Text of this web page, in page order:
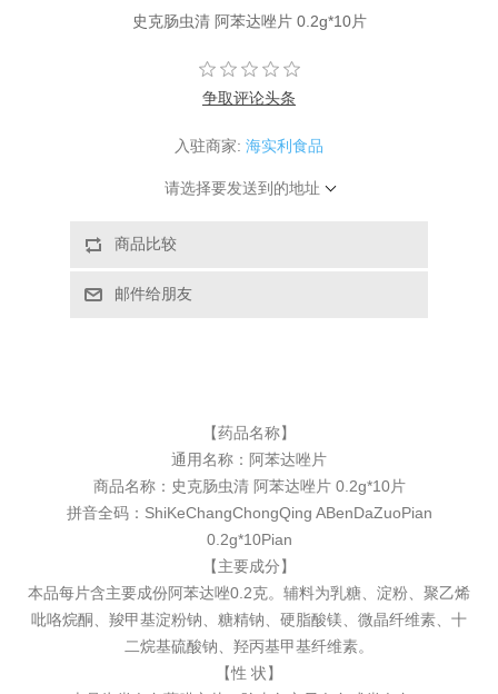
史克肠虫清 阿苯达唑片 0.2g*10片
争取评论头条
入驻商家: 海实利食品
请选择要发送到的地址
【药品名称】
通用名称： 阿苯达唑片
商品名称：史克肠虫清 阿苯达唑片 0.2g*10片
拼音全码：ShiKeChangChongQing ABenDaZuoPian
0.2g*10Pian
【主要成分】
本品每片含主要成份阿苯达唑0.2克。辅料为乳糖、淀粉、聚乙烯
吡咯烷酮、羧甲基淀粉钠、糖精钠、硬脂酸镁、微晶纤维素、十
二烷基硫酸钠、羟丙基甲基纤维素。
【性 状】